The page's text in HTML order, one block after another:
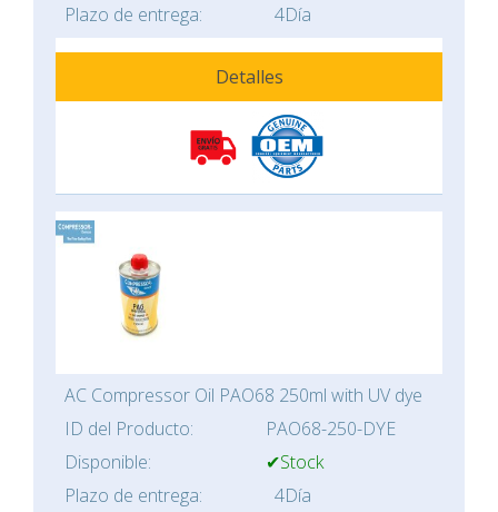
Plazo de entrega:
4Día
Detalles
AC Compressor Oil PAO68 250ml with UV dye
ID del Producto:
PAO68-250-DYE
Disponible:
✔Stock
Plazo de entrega:
4Día